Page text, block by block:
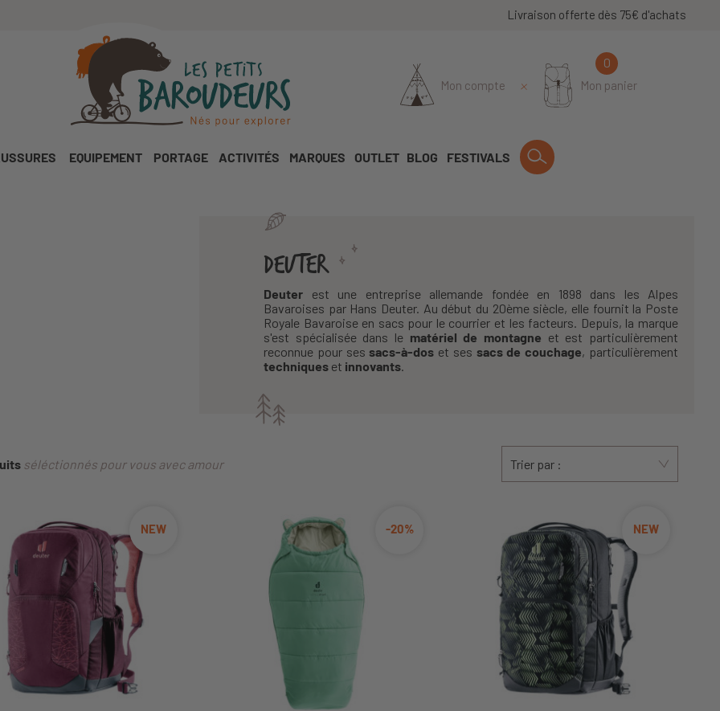
Livraison offerte dès 75€ d'achats
Mon compte Mon panier
0
EQUIPEMENT PORTAGE ACTIVITÉS MARQUES OUTLET BLOG FESTIVALS
DEUTER
Deuter est une entreprise allemande fondée en 1898 dans les Alpes
Bavaroises par Hans Deuter. Au début du 20ème siècle, elle fournit la Poste
Royale Bavaroise en sacs pour le courrier et les facteurs. Depuis, la marque
s'est spécialisée dans le matériel de montagne et est particulièrement
reconnue pour sessacs-à-dos et ses sacs de couchage, particulièrement
techniques et innovants.
séléctionnés pour vous avec amour Trier par :
NEW -20% NEW